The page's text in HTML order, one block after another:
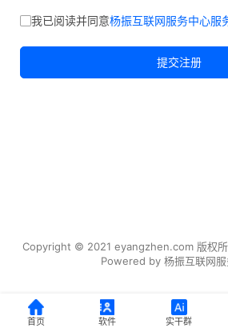
我已阅读并同意杨振互联网服务中心服
提交注册
Copyright © 2021 eyangzhen.com 版权
Powered by 杨振互联网
首页 软件 实干群